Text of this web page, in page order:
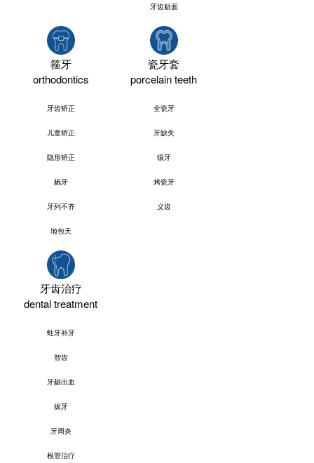
牙齿贴面
箍牙
orthodontics
牙齿矫正
儿童矫正
隐形矫正
龅牙
牙列不齐
地包天
瓷牙套
porcelain teeth
全瓷牙
牙缺失
镶牙
烤瓷牙
义齿
牙齿治疗
dental treatment
蛀牙补牙
智齿
牙龈出血
拔牙
牙周炎
根管治疗